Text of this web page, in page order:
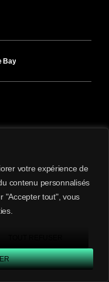
votre expérience de
contenu personnalisés
"Accepter tout", vous
keyboard_arrow_right
Bay